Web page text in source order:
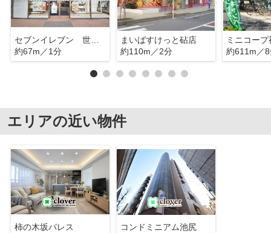
セブンイレブン 世田谷砧４丁目
約67m／1分
まいばすけっと砧店
約110m／2分
ミニコー
約611m／
エリアの近い物件
柿の木坂パレス
コンドミニアム池尻